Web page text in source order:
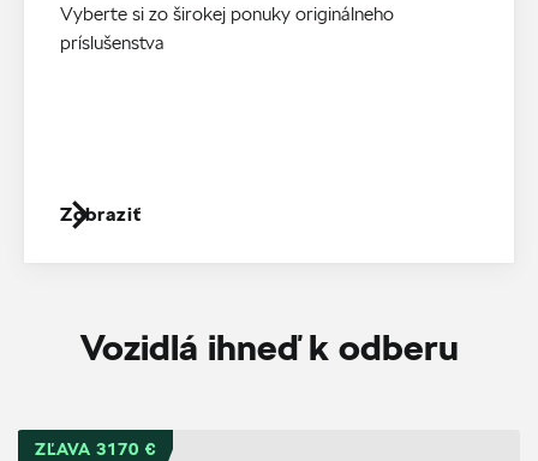
Vyberte si zo širokej ponuky originálneho
príslušenstva
Zobraziť
Vozidlá ihneď k odberu
ZĽAVA 3170 €